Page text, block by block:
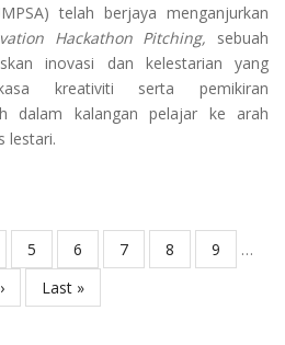
telah berjaya menganjurkan
Hackathon Pitching, sebuah
inovasi dan kelestarian yang
kreativiti serta pemikiran
dalam kalangan pelajar ke arah
lestari.
Page
5 Page
6 Page
7 Page
8 Page
9
…
Last
page
Last »